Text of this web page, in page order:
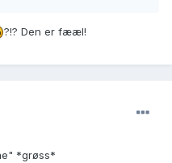
?!? Den er fææl!
*grøss*